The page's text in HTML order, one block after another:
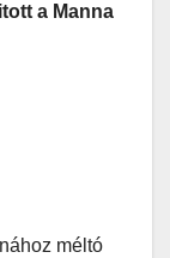
a Manna
méltó